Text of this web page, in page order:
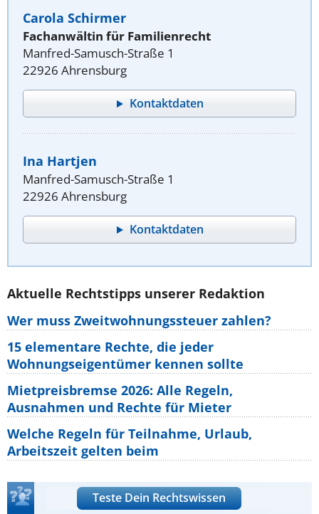
Carola Schirmer
Fachanwältin für Familienrecht
Manfred-Samusch-Straße 1
22926 Ahrensburg
Kontaktdaten
Ina Hartjen
Manfred-Samusch-Straße 1
22926 Ahrensburg
Kontaktdaten
Aktuelle Rechtstipps unserer Redaktion
Wer muss Zweitwohnungssteuer zahlen?
15 elementare Rechte, die jeder
Wohnungseigentümer kennen sollte
Mietpreisbremse 2026: Alle Regeln,
Ausnahmen und Rechte für Mieter
Welche Regeln für Teilnahme, Urlaub,
Arbeitszeit gelten beim
Teste Dein Rechtswissen